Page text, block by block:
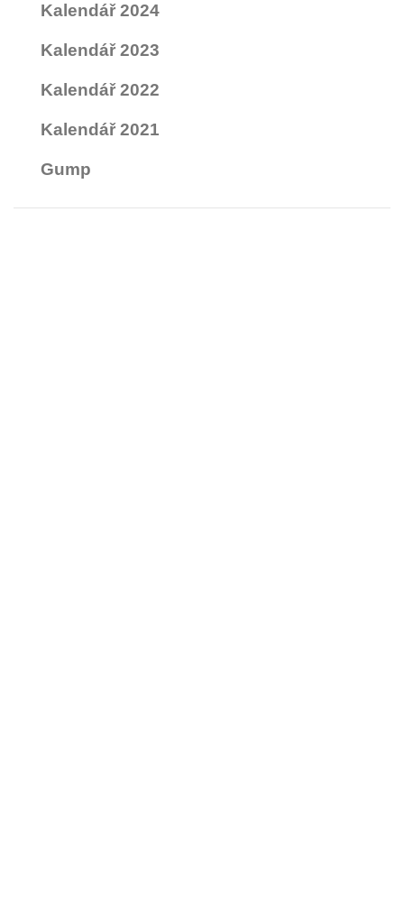
Kalendář 2024
Kalendář 2023
Kalendář 2022
Kalendář 2021
Gump